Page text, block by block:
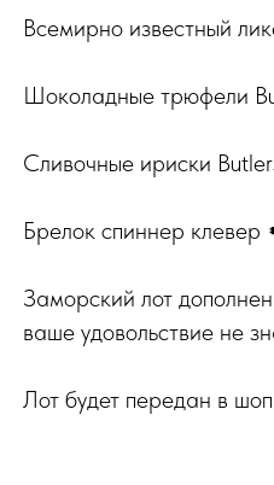
Всемирно известный
Шоколадные трюфели
Сливочные ириски
Брелок спиннер клевер
Заморский лот
ваше удовольствие не
Лот будет передан в